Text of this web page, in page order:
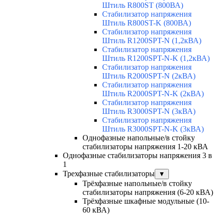
Штиль R800ST (800ВА)
Стабилизатор напряжения
Штиль R800ST-K (800ВА)
Стабилизатор напряжения
Штиль R1200SPT-N (1,2кВА)
Стабилизатор напряжения
Штиль R1200SPT-N-K (1,2кВА)
Стабилизатор напряжения
Штиль R2000SPT-N (2кВА)
Стабилизатор напряжения
Штиль R2000SPT-N-K (2кВА)
Стабилизатор напряжения
Штиль R3000SPT-N (3кВА)
Стабилизатор напряжения
Штиль R3000SPT-N-K (3кВА)
Однофазные напольные/в стойку
стабилизаторы напряжения 1-20 кВА
Однофазные стабилизаторы напряжения 3 в
1
Трехфазные стабилизаторы
▼
Трёхфазные напольные/в стойку
стабилизаторы напряжения (6-20 кВА)
Трёхфазные шкафные модульные (10-
60 кВА)